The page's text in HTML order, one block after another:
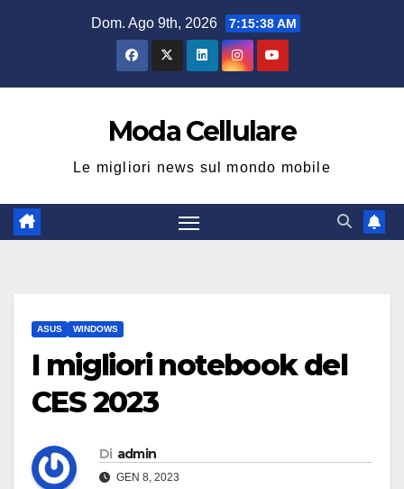
Dom. Ago 9th, 2026 7:15:39 AM
Moda Cellulare
Le migliori news sul mondo mobile
ASUS WINDOWS
I migliori notebook del
CES 2023
Di admin
GEN 8, 2023